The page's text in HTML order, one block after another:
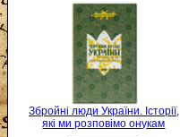
Збройні люди України. Історії,
які ми розповімо онукам